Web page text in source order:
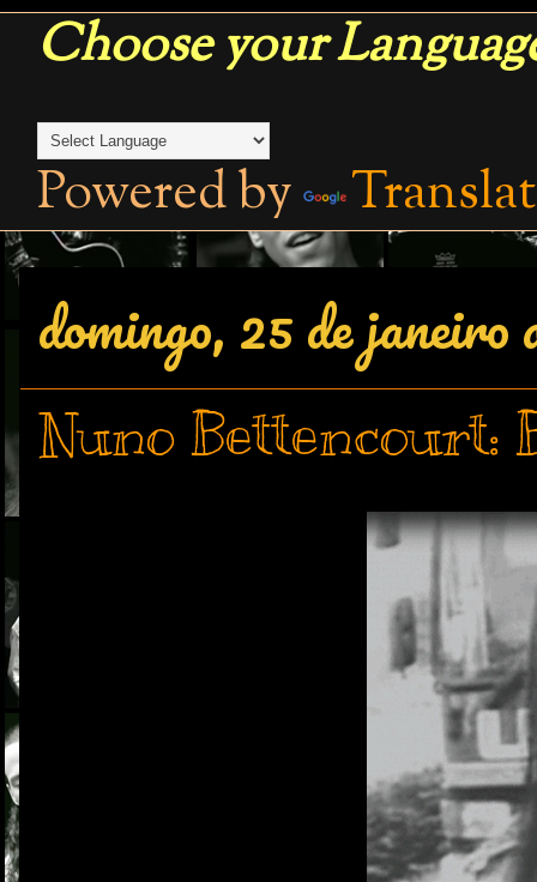
Choose your
Powered by
domingo, 25 de janeiro
Nuno Bettencourt: